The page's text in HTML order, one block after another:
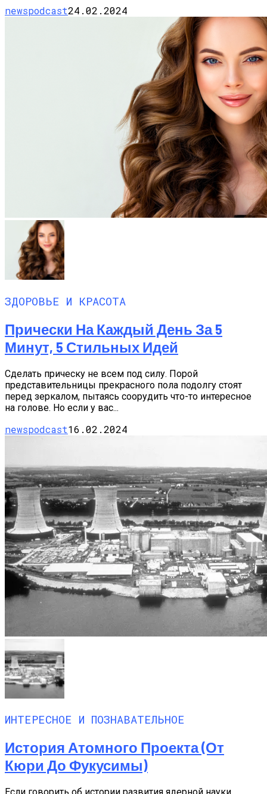
newspodcast24.02.2024
ЗДОРОВЬЕ И КРАСОТА
Прически На Каждый День За 5
Минут, 5 Стильных Идей
Сделать прическу не всем под силу. Порой
представительницы прекрасного пола подолгу стоят
перед зеркалом, пытаясь соорудить что-то интересное
на голове. Но если у вас...
newspodcast16.02.2024
ИНТЕРЕСНОЕ И ПОЗНАВАТЕЛЬНОЕ
История Атомного Проекта (от
Кюри До Фукусимы)